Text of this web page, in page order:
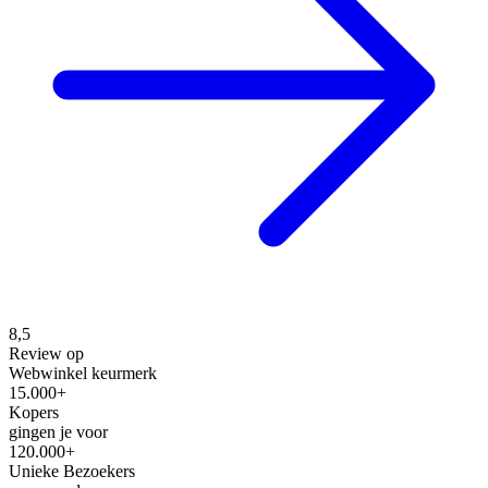
8,5
Review op
Webwinkel keurmerk
15.000+
Kopers
gingen je voor
120.000+
Unieke Bezoekers